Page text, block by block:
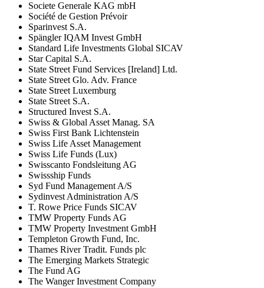
Societe Generale KAG mbH
Société de Gestion Prévoir
Sparinvest S.A.
Spängler IQAM Invest GmbH
Standard Life Investments Global SICAV
Star Capital S.A.
State Street Fund Services [Ireland] Ltd.
State Street Glo. Adv. France
State Street Luxemburg
State Street S.A.
Structured Invest S.A.
Swiss & Global Asset Manag. SA
Swiss First Bank Lichtenstein
Swiss Life Asset Management
Swiss Life Funds (Lux)
Swisscanto Fondsleitung AG
Swissship Funds
Syd Fund Management A/S
Sydinvest Administration A/S
T. Rowe Price Funds SICAV
TMW Property Funds AG
TMW Property Investment GmbH
Templeton Growth Fund, Inc.
Thames River Tradit. Funds plc
The Emerging Markets Strategic
The Fund AG
The Wanger Investment Company